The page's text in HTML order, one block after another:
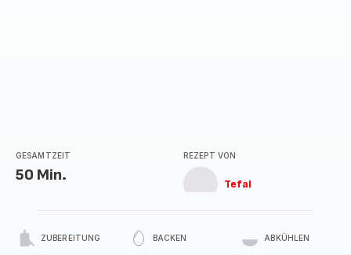
GESAMTZEIT
50 Min.
REZEPT VON
Tefal
ZUBEREITUNG BACKEN ABKÜHLEN